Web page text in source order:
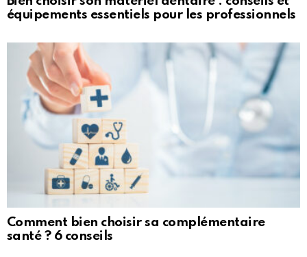
équipements essentiels pour les professionnels
Comment bien choisir sa complémentaire
santé ? 6 conseils